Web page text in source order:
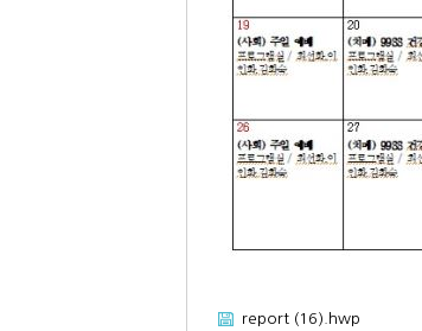
report (16).hwp